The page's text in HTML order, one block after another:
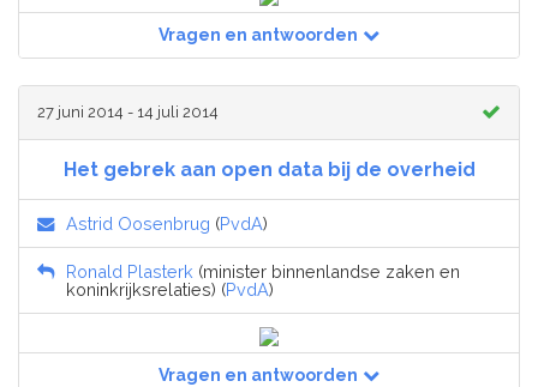
Vragen en antwoorden
27 juni 2014 - 14 juli 2014
Het gebrek aan open data bij de overheid
Astrid Oosenbrug (PvdA)
Ronald Plasterk (minister binnenlandse zaken en
koninkrijksrelaties) (PvdA)
Vragen en antwoorden